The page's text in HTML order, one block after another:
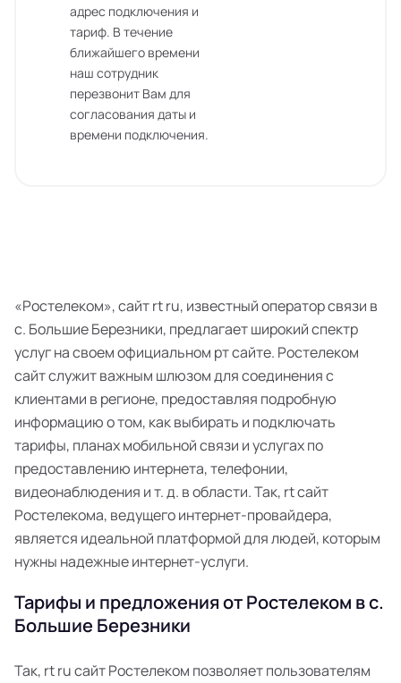
адрес подключения и
тариф. В течение
ближайшего времени
наш сотрудник
перезвонит Вам для
согласования даты и
времени подключения.
«Ростелеком», сайт rt ru, известный оператор связи в
с. Большие Березники, предлагает широкий спектр
услуг на своем официальном рт сайте. Ростелеком
сайт служит важным шлюзом для соединения с
клиентами в регионе, предоставляя подробную
информацию о том, как выбирать и подключать
тарифы, планах мобильной связи и услугах по
предоставлению интернета, телефонии,
видеонаблюдения и т. д. в области. Так, rt сайт
Ростелекома, ведущего интернет-провайдера,
является идеальной платформой для людей, которым
нужны надежные интернет-услуги.
Тарифы и предложения от Ростелеком в с.
Большие Березники
Так, rt ru сайт Ростелеком позволяет пользователям